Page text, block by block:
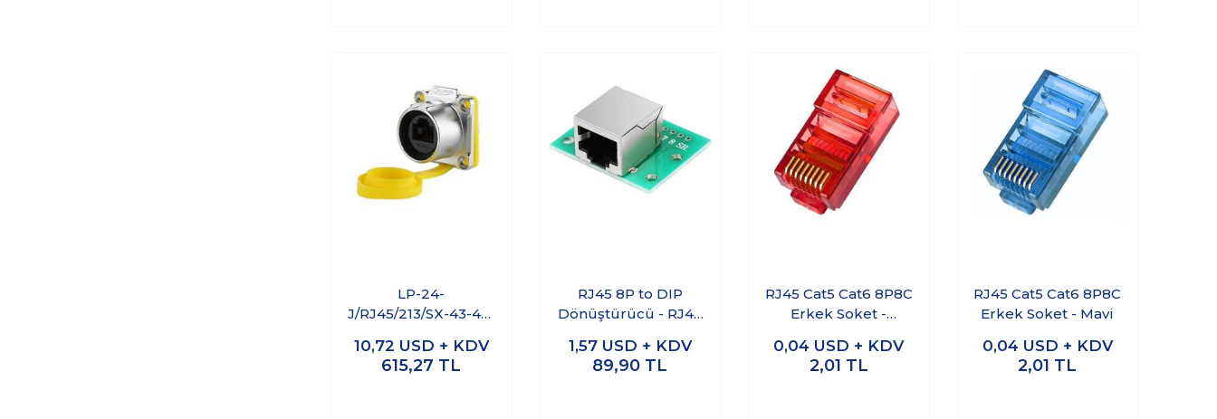
LP-24-
J/RJ45/213/SX-43-401
Ethernet
Konnektörü - Dişi
10,72 USD + KDV
615,27 TL
RJ45 8P to DIP
Dönüştürücü - RJ45
1,57 USD + KDV
89,90 TL
RJ45 Cat5 Cat6 8P8C
Erkek Soket -
0,04 USD + KDV
2,01 TL
RJ45 Cat5 Cat6 8P8C
Erkek Soket - Mavi
0,04 USD + KDV
2,01 TL